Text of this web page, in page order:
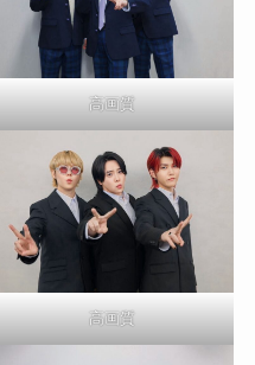
高画質
高画質